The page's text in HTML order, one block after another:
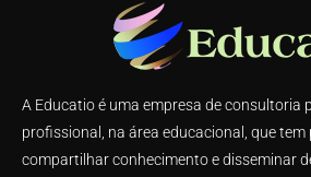
A Educatio é uma empresa de consultoria
profissional, na área educacional, que tem
compartilhar conhecimento e disseminar